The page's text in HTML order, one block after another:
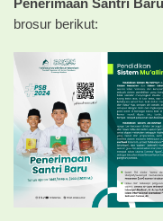
Penerimaan Santri
brosur berikut: